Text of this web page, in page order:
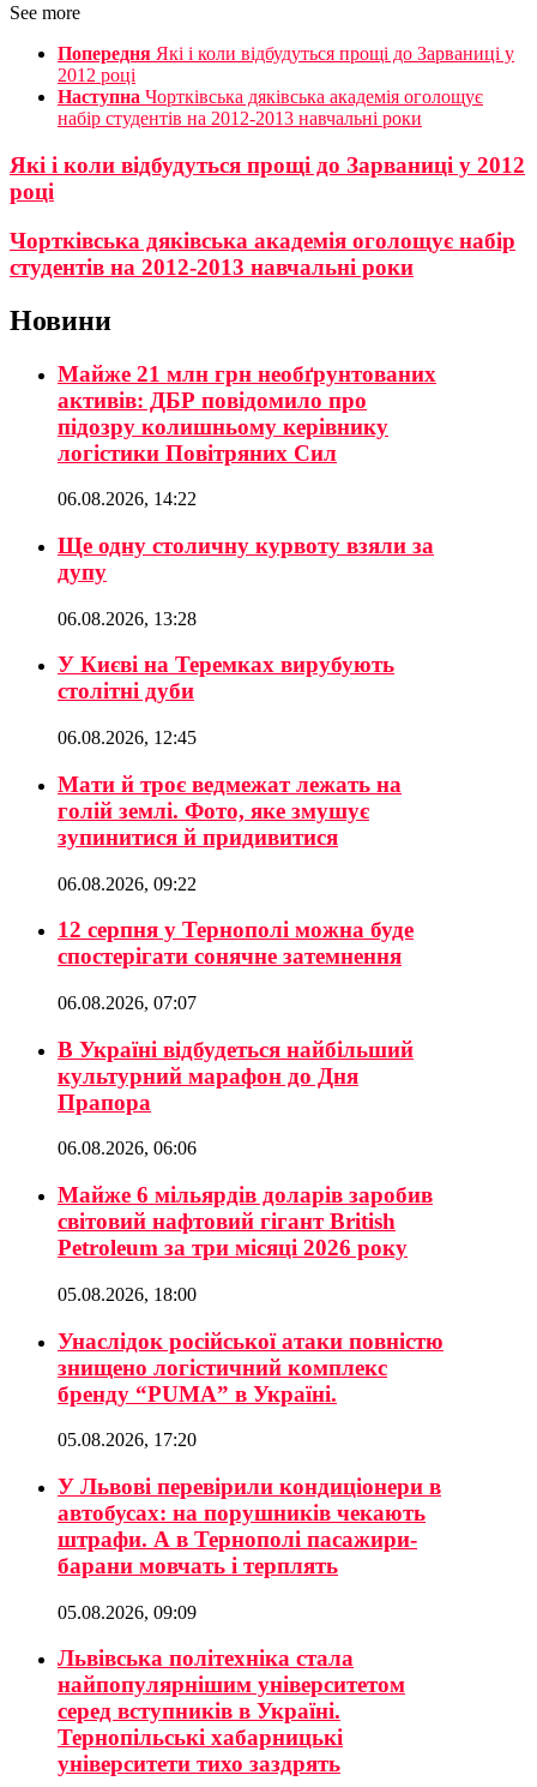
See more
Попередня Які і коли відбудуться прощі до Зарваниці у
2012 році
Наступна Чортківська дяківська академія оголощує
набір студентів на 2012-2013 навчальні роки
Які і коли відбудуться прощі до Зарваниці у 2012
році
Чортківська дяківська академія оголощує набір
студентів на 2012-2013 навчальні роки
Новини
Майже 21 млн грн необґрунтованих
активів: ДБР повідомило про
підозру колишньому керівнику
логістики Повітряних Сил
06.08.2026, 14:22
Ще одну столичну курвоту взяли за
дупу
06.08.2026, 13:28
У Києві на Теремках вирубують
столітні дуби
06.08.2026, 12:45
Мати й троє ведмежат лежать на
голій землі. Фото, яке змушує
зупинитися й придивитися
06.08.2026, 09:22
12 серпня у Тернополі можна буде
спостерігати сонячне затемнення
06.08.2026, 07:07
В Україні відбудеться найбільший
культурний марафон до Дня
Прапора
06.08.2026, 06:06
Майже 6 мільярдів доларів заробив
світовий нафтовий гігант British
Petroleum за три місяці 2026 року
05.08.2026, 18:00
Унаслідок російської атаки повністю
знищено логістичний комплекс
бренду “PUMA” в Україні.
05.08.2026, 17:20
У Львові перевірили кондиціонери в
автобусах: на порушників чекають
штрафи. А в Тернополі пасажири-
барани мовчать і терплять
05.08.2026, 09:09
Львівська політехніка стала
найпопулярнішим університетом
серед вступників в Україні.
Тернопільські хабарницькі
університети тихо заздрять